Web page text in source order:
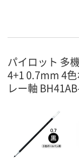
パイロット 多
4+1 0.7mm 4
レー軸